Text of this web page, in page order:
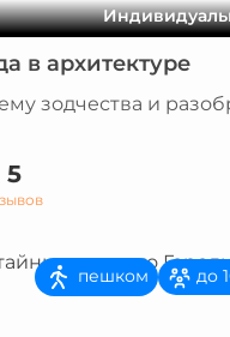
в архитектуре
зодчества и
5
пешком до